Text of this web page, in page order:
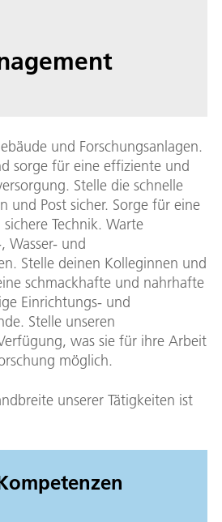
und Forschungsanlagen.
sorge für eine effiziente und
Stelle die schnelle
und Post sicher. Sorge für eine
Technik. Warte
Wasser- und
Stelle deinen Kolleginnen und
schmackhafte und nahrhafte
Einrichtungs- und
Stelle unseren
was sie für ihre Arbeit
möglich.
unserer Tätigkeiten ist